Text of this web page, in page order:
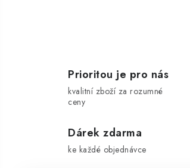
Prioritou je pro nás
kvalitní zboží za rozumné
ceny
Dárek zdarma
ke každé objednávce